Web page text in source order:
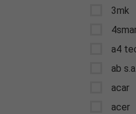
3mk
a4
ab s.a.
acar
acer